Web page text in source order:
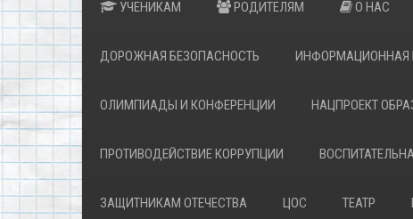
УЧЕНИКАМ РОДИТЕЛЯМ О НАС
ДОРОЖНАЯ БЕЗОПАСНОСТЬ ИНФОРМАЦИОННАЯ
ОЛИМПИАДЫ И КОНФЕРЕНЦИИ НАЦПРОЕКТ
ПРОТИВОДЕЙСТВИЕ КОРРУПЦИИ
ЗАЩИТНИКАМ ОТЕЧЕСТВА ЦОС ТЕАТР